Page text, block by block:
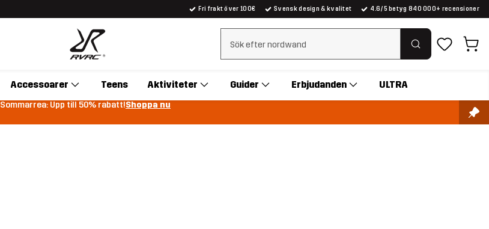
Fri frakt över 100€ Svensk design & kvalitet 4.6/5 betyg 840 000+ recensioner
Rensa sök
Accessoarer Teens Aktiviteter Guider Erbjudanden ULTRA
Sommarrea: Upp till 50% rabatt!Shoppa nu